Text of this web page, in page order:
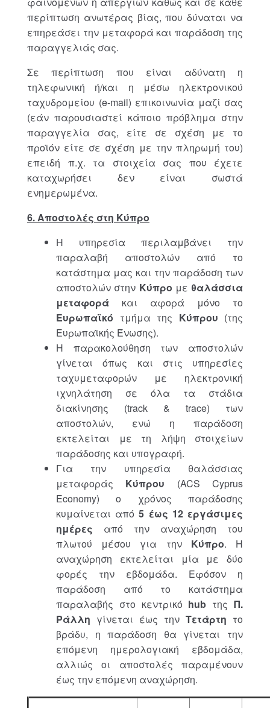
περίπτωση ανωτέρας βίας, που δύναται να
επηρεάσει την μεταφορά και παράδοση της
παραγγελιάς σας.
Σε περίπτωση που είναι αδύνατη η
τηλεφωνική ή/και η μέσω ηλεκτρονικού
ταχυδρομείου (e-mail) επικοινωνία μαζί σας
(εάν παρουσιαστεί κάποιο πρόβλημα στην
παραγγελία σας, είτε σε σχέση με το
προϊόν είτε σε σχέση με την πληρωμή του)
επειδή π.χ. τα στοιχεία σας που έχετε
καταχωρήσει δεν είναι σωστά
ενημερωμένα.
6. Αποστολές στη Κύπρο
Η υπηρεσία περιλαμβάνει την
παραλαβή αποστολών από το
κατάστημα μας και την παράδοση των
αποστολών στην Κύπρο με θαλάσσια
μεταφορά και αφορά μόνο το
Ευρωπαϊκό τμήμα της Κύπρου (της
Ευρωπαϊκής Ένωσης).
Η παρακολούθηση των αποστολών
γίνεται όπως και στις υπηρεσίες
ταχυμεταφορών με ηλεκτρονική
ιχνηλάτηση σε όλα τα στάδια
διακίνησης (track & trace) των
αποστολών, ενώ η παράδοση
εκτελείται με τη λήψη στοιχείων
παράδοσης και υπογραφή.
Για την υπηρεσία θαλάσσιας
μεταφοράς Κύπρου (ACS Cyprus
Economy) ο χρόνος παράδοσης
κυμαίνεται από 5 έως 12 εργάσιμες
ημέρες από την αναχώρηση του
πλωτού μέσου για την Κύπρο. Η
αναχώρηση εκτελείται μία με δύο
φορές την εβδομάδα. Εφόσον η
παράδοση από το κατάστημα
παραλαβής στο κεντρικό hub τηςΠ.
Ράλλη γίνεται έως την Τετάρτη το
βράδυ, η παράδοση θα γίνεται την
επόμενη ημερολογιακή εβδομάδα,
αλλιώς οι αποστολές παραμένουν
έως την επόμενη αναχώρηση.